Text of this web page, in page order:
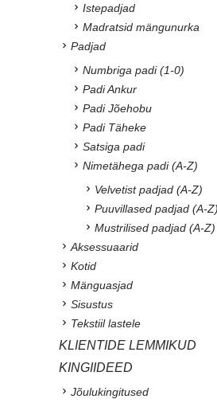
Istepadjad
Madratsid mängunurka
Padjad
Numbriga padi (1-0)
Padi Ankur
Padi Jõehobu
Padi Täheke
Satsiga padi
Nimetähega padi (A-Z)
Velvetist padjad (A-Z)
Puuvillased padjad (A-Z)
Mustrilised padjad (A-Z)
Aksessuaarid
Kotid
Mänguasjad
Sisustus
Tekstiil lastele
KLIENTIDE LEMMIKUD
KINGIIDEED
Jõulukingitused